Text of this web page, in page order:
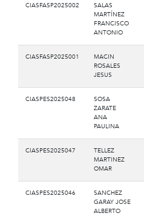
CIASFASP2025002
SALAS
MARTÍNEZ
FRANCISCO
ANTONIO
CIASFASP2025001
MACIN
ROSALES
JESUS
CIASPES2025048
SOSA
ZARATE
ANA
PAULINA
CIASPES2025047
TELLEZ
MARTINEZ
OMAR
CIASPES2025046
SANCHEZ
GARAY JOSE
ALBERTO